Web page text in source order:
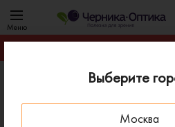
Выберите
Москва
Меню
Гарантируем лучшую цену
Оправы для очков
Оправа Ray-Ban RX 3947V